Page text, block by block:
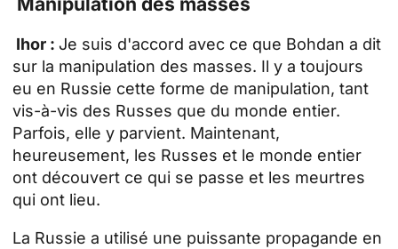
Ihor : Je suis d'accord avec ce que Bohdan a dit
sur la manipulation des masses. Il y a toujours
eu en Russie cette forme de manipulation, tant
vis-à-vis des Russes que du monde entier.
Parfois, elle y parvient. Maintenant,
heureusement, les Russes et le monde entier
ont découvert ce qui se passe et les meurtres
qui ont lieu.
La Russie a utilisé une puissante propagande en